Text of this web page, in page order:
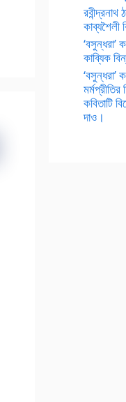
কাব্যশৈলী
‘বসুন্ধরা’
কাব্যিক
‘বসুন্ধরা’
কবিতাটি
দাও।